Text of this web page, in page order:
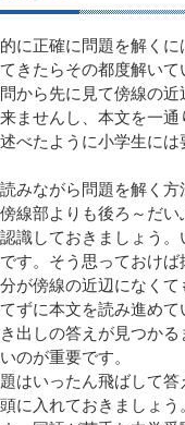
に正確に問題を解くに
きたらその都度解いて
から先に見て傍線の
ませんし、本文を一
べたように小学生に
みながら問題を解く方
線部よりも後ろ～だ
識しておきましょう
す。そう思っておけば
が傍線の近辺になくて
ずに本文を読み進めて
出しの答えが見つかる
のが重要です。
題はいったん飛ばして
に入れておきましょう